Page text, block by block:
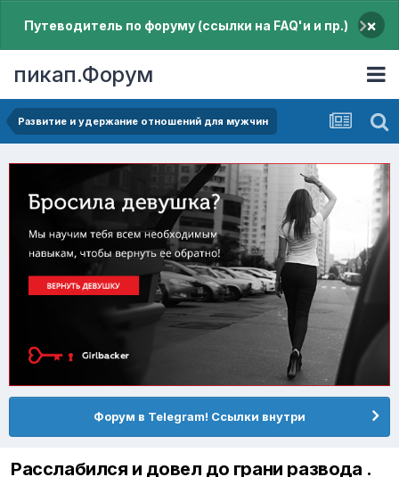
Путеводитель по форуму (ссылки на FAQ'и и пр.) ×
пикап.Форум
Pазвитие и удержание отношений для мужчин
Форум в Telegram! Ссылки внутри
Расслабился и довел до грани развода .